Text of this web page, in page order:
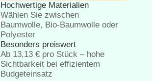
Hochwertige Materialien
Wählen Sie zwischen
Baumwolle, Bio-Baumwolle oder
Polyester
Besonders preiswert
Ab 13,13 € pro Stück – hohe
Sichtbarkeit bei effizientem
Budgeteinsatz